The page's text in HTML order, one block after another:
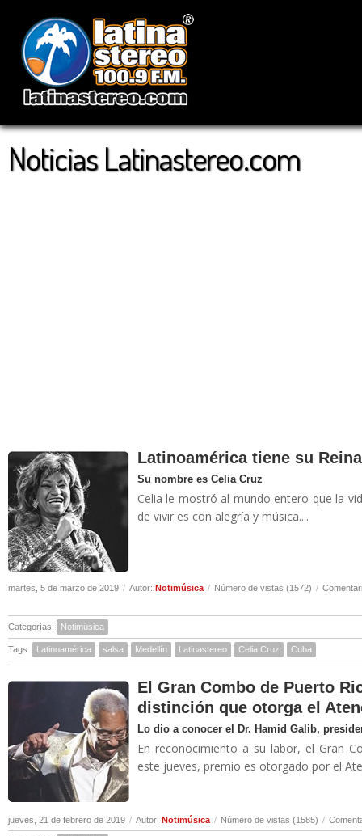
Noticias Latinastereo.com
Latinoamérica tiene su
Su nombre es Celia Cruz
Celia le mostró al mundo entero que la
de vivir es con alegría y música....
martes, 5 de marzo de 2019 / Autor: Notimúsica / Número de vistas (1572) /
Categorías: Notimúsica
Tags: Latinoamérica salsa Medellín Latinastereo Celia Cruz Cuba
El Gran Combo de Puerto
distinción que otorga el
Lo dio a conocer el Dr. Hamid Galib,
En reconocimiento a su labor, el Gran
este jueves, premio es otorgado por el
jueves, 21 de febrero de 2019 / Autor: Notimúsica / Número de vistas (1585) /